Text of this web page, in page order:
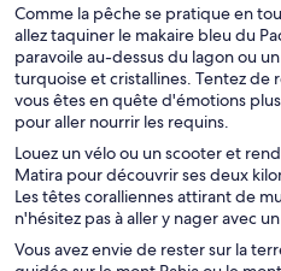
Comme la pêche se pratique en
allez taquiner le makaire bleu du
paravoile au-dessus du lagon ou
turquoise et cristallines. Tentez de
vous êtes en quête d'émotions
pour aller nourrir les requins.
Louez un vélo ou un scooter et
Matira pour découvrir ses deux
Les têtes coralliennes attirant de
n'hésitez pas à aller y nager avec
Vous avez envie de rester sur la